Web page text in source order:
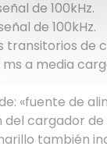
de 100kHz.
de 100kHz.
transitorios de
a media
«fuente de
cargador
también